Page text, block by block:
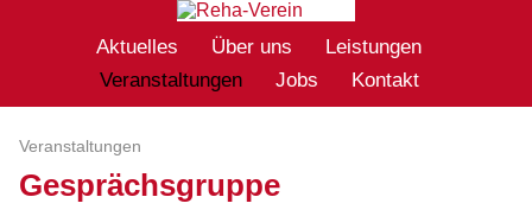
Aktuelles Über uns
Leistungen
Veranstaltungen
Jobs Kontakt
Veranstaltungen
Gesprächsgruppe